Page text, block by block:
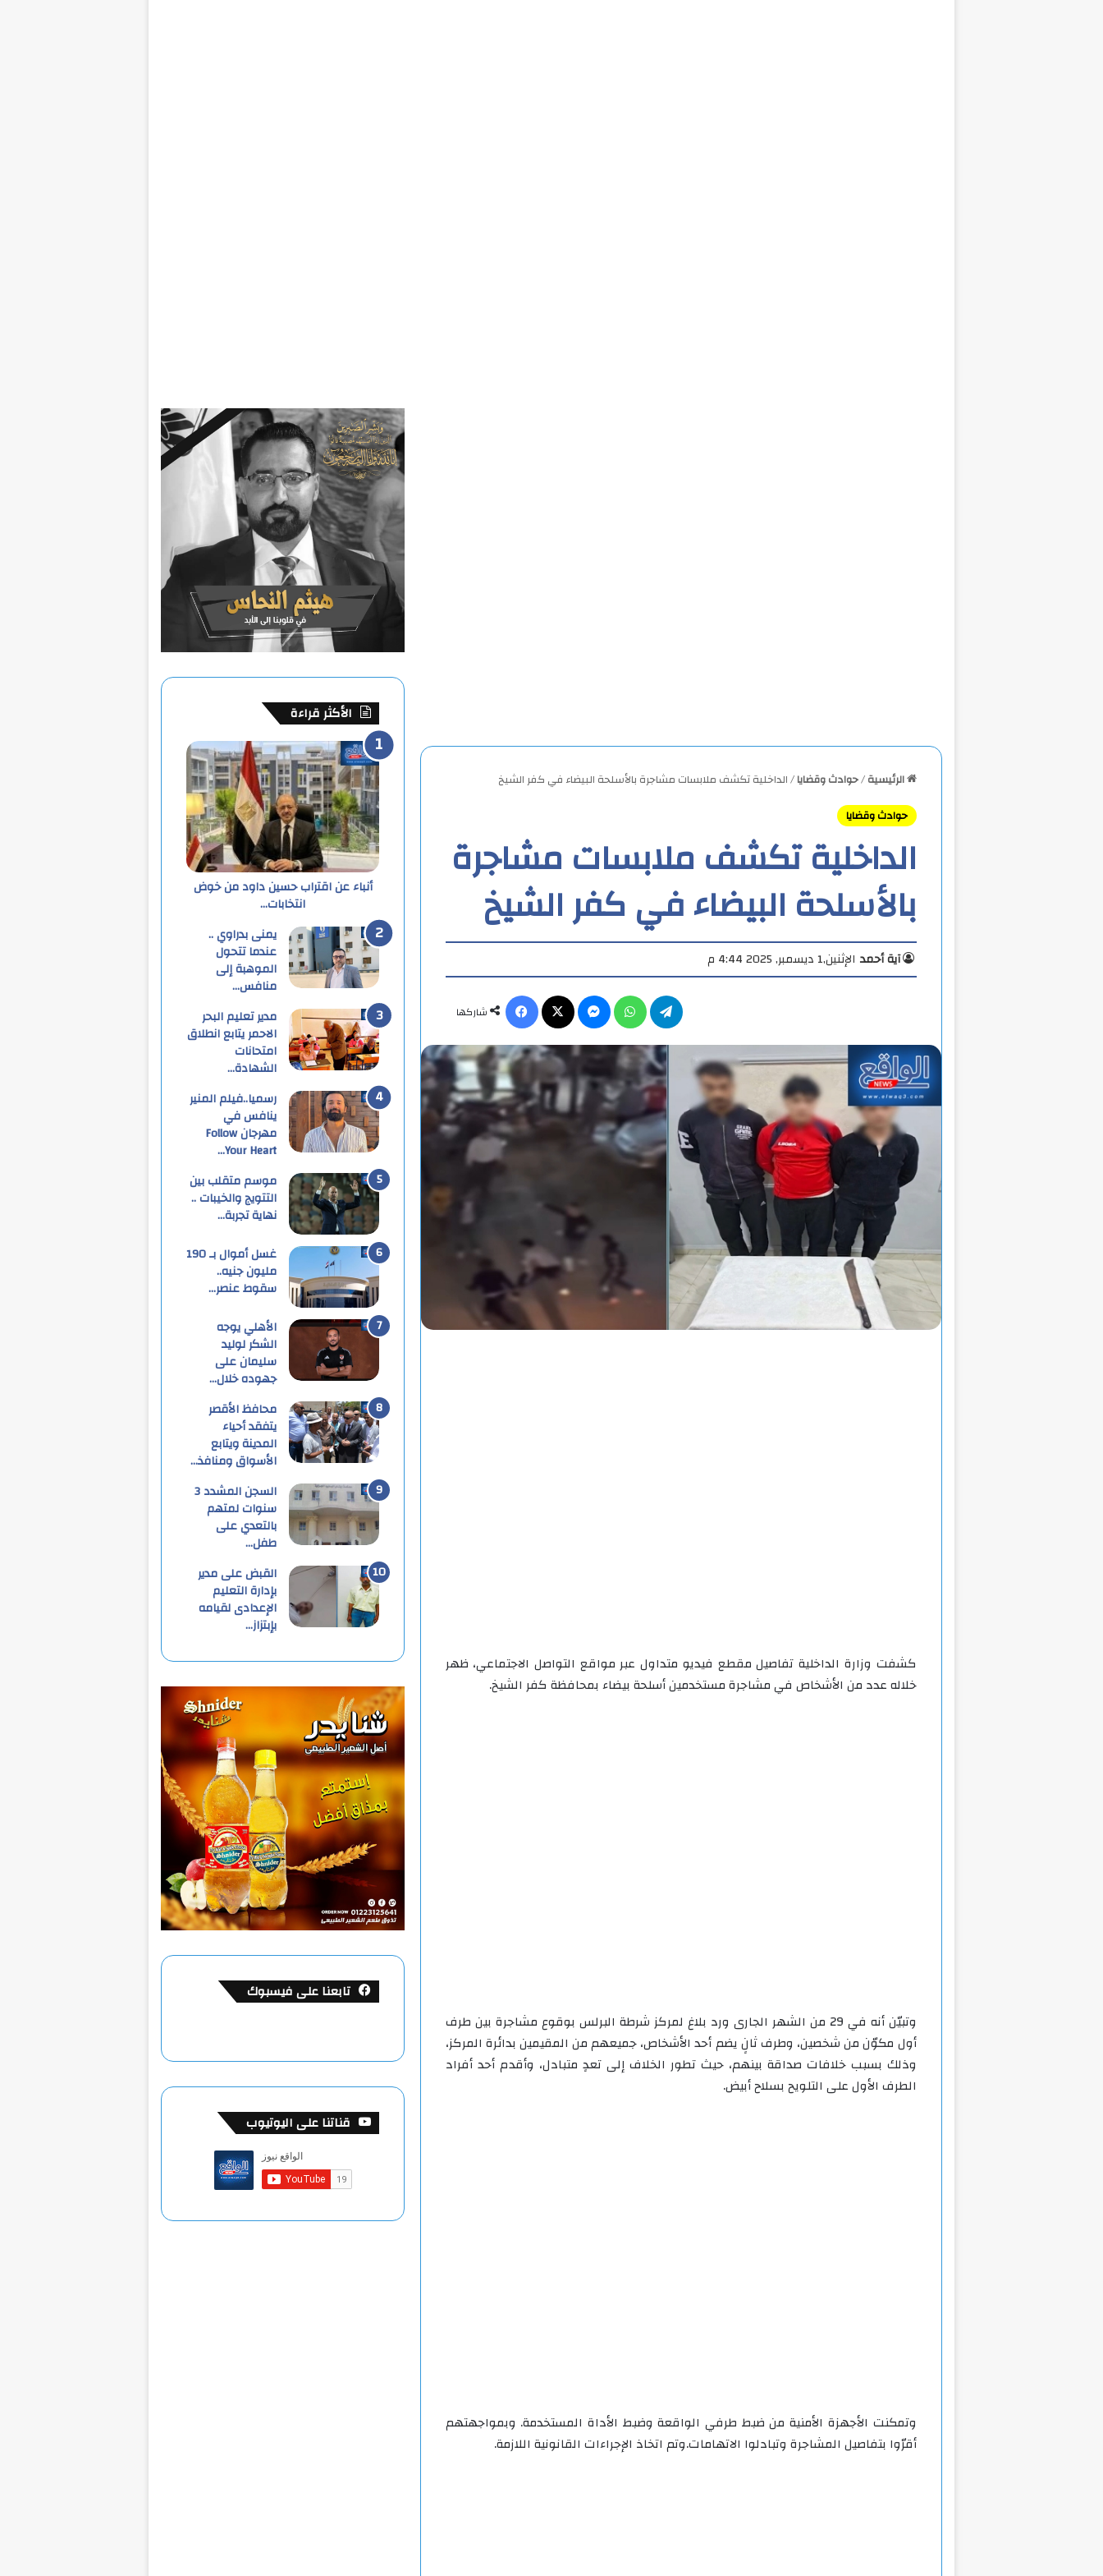
الرئيسية/حوادث وقضايا/الداخلية تكشف ملابسات مشاجرة بالأسلحة البيضاء في كفر الشيخ
حوادث وقضايا
الداخلية تكشف ملابسات مشاجرة
بالأسلحة البيضاء في كفر الشيخ
آية أحمد الإثنين,1 ديسمبر, 2025 4:44 م
شاركها
ماسنجر واتساب تيلقرام
كشفت وزارة الداخلية تفاصيل مقطع فيديو متداول عبر مواقع التواصل الاجتماعي، ظهر
خلاله عدد من الأشخاص في مشاجرة مستخدمين أسلحة بيضاء بمحافظة كفر الشيخ.
وتبيّن أنه في 29 من الشهر الجارى ورد بلاغ لمركز شرطة البرلس بوقوع مشاجرة بين طرف
أول مكوّن من شخصين، وطرف ثانٍ يضم أحد الأشخاص، جميعهم من المقيمين بدائرة المركز،
وذلك بسبب خلافات صداقة بينهم، حيث تطور الخلاف إلى تعدٍ متبادل، وأقدم أحد أفراد
الطرف الأول على التلويح بسلاح أبيض.
وتمكنت الأجهزة الأمنية من ضبط طرفي الواقعة وضبط الأداة المستخدمة. وبمواجهتهم
أقرّوا بتفاصيل المشاجرة وتبادلوا الاتهامات.وتم اتخاذ الإجراءات القانونية اللازمة.
الأكثر قراءة
أنباء عن اقتراب حسين داود من خوض
انتخابات…
يمنى بدراوي ..
عندما تتحول
الموهبة إلى
منافس…
مدير تعليم البحر
الاحمر يتابع انطلاق
امتحانات
الشهادة…
رسميا..فيلم المنير
ينافس في
مهرجان Follow
Your Heart…
موسم متقلب بين
التتويج والخيبات ..
نهاية تجربة…
غسل أموال بـ 190
مليون جنيه..
سقوط عنصر…
الأهلي يوجه
الشكر لوليد
سليمان على
جهوده خلال…
محافظ الأقصر
يتفقد أحياء
المدينة ويتابع
الأسواق ومنافذ…
السجن المشدد 3
سنوات لمتهم
بالتعدي على
طفل…
القبض على مدير
بإدارة التعليم
الإعدادى لقيامه
بإبتزاز…
تابعنا على فيسبوك
قناتنا على اليوتيوب